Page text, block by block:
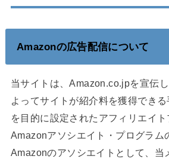
Amazonの広告配信について
当サイトは、Amazon.co.jpを宣伝
よってサイトが紹介料を獲得でき
を目的に設定されたアフィリエイト
Amazonアソシエイト・プログラム
Amazonのアソシエイトとして、当